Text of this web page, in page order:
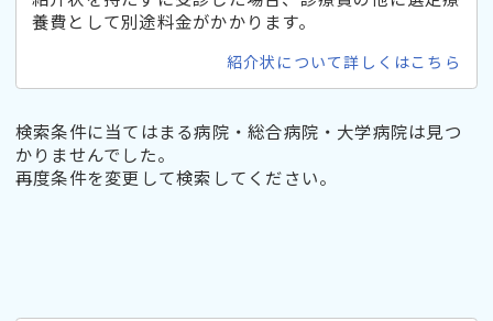
養費として別途料金がかかります。
紹介状について詳しくはこちら
検索条件に当てはまる病院・総合病院・大学病院は見つ
かりませんでした。
再度条件を変更して検索してください。